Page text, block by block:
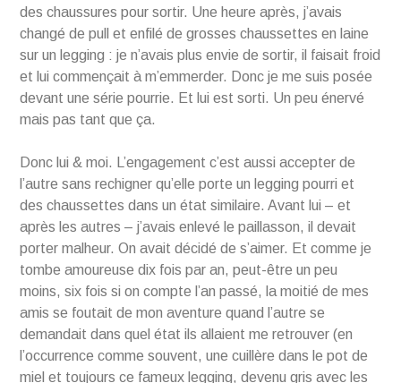
des chaussures pour sortir. Une heure après, j’avais
changé de pull et enfilé de grosses chaussettes en laine
sur un legging : je n’avais plus envie de sortir, il faisait froid
et lui commençait à m’emmerder. Donc je me suis posée
devant une série pourrie. Et lui est sorti. Un peu énervé
mais pas tant que ça.
Donc lui & moi. L’engagement c’est aussi accepter de
l’autre sans rechigner qu’elle porte un legging pourri et
des chaussettes dans un état similaire. Avant lui – et
après les autres – j’avais enlevé le paillasson, il devait
porter malheur. On avait décidé de s’aimer. Et comme je
tombe amoureuse dix fois par an, peut-être un peu
moins, six fois si on compte l’an passé, la moitié de mes
amis se foutait de mon aventure quand l’autre se
demandait dans quel état ils allaient me retrouver (en
l’occurrence comme souvent, une cuillère dans le pot de
miel et toujours ce fameux legging, devenu gris avec les